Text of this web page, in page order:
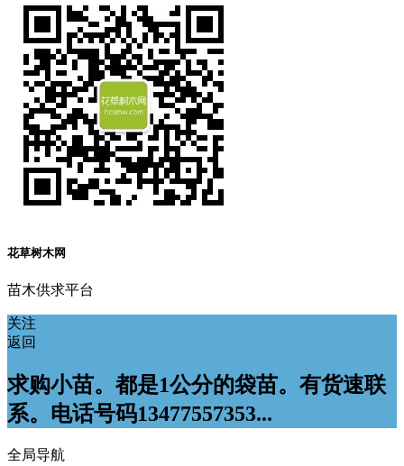
花草树木网
苗木供求平台
关注
返回
求购小苗。都是1公分的袋苗。有货速联
系。电话号码13477557353...
全局导航